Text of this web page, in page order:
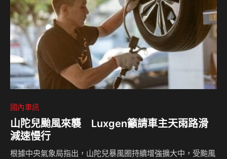
國內車訊
山陀兒颱風來襲 Luxgen籲請車主天雨路滑
減速慢行
根據中央氣象局指出，山陀兒暴風圈持續增強擴大中，受颱風